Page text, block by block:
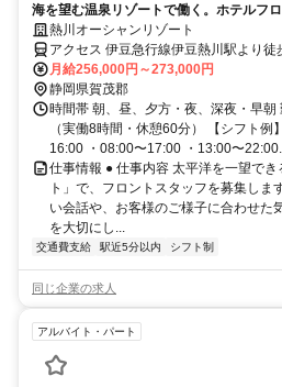
海を望む温泉リゾートで働く。ホテルフ
5000円の社宅あり
熱川オーシャンリゾート
アクセス 伊豆急行線伊豆熱川駅より徒
月給256,000円～273,000円
静岡県賀茂郡
時間帯 朝、昼、夕方・夜、深夜・早
（実働8時間・休憩60分） 【シフト
16:00 ・08:00〜17:00 ・13:00〜22:00...
仕事情報 ● 仕事内容 太平洋を一望で
ト」で、フロントスタッフを募集しま
い会話や、お客様のご様子に合わせた
を大切にし...
交通費支給 駅近5分以内 シフト制
同じ企業の求人
アルバイト・パート